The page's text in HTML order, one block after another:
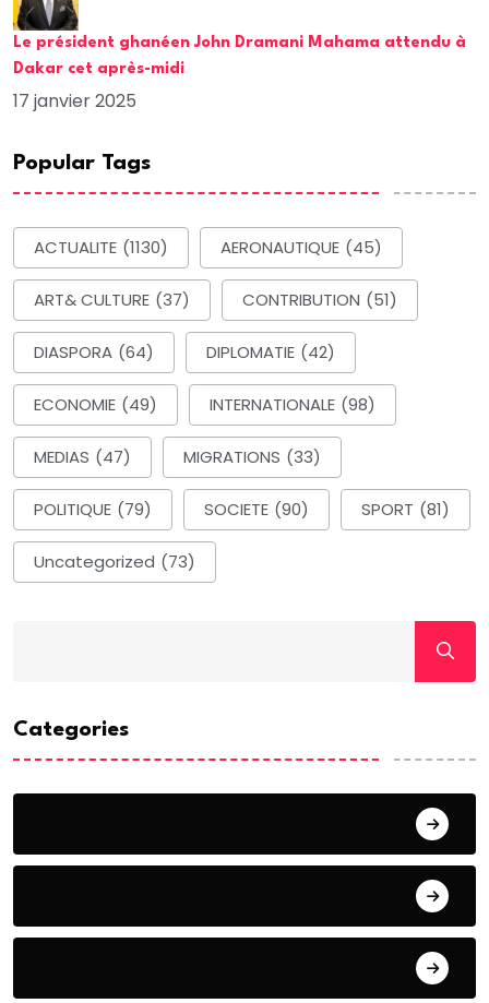
Le président ghanéen John Dramani Mahama attendu à
Dakar cet après-midi
17 janvier 2025
Popular Tags
ACTUALITE (1130) AERONAUTIQUE (45)
ART& CULTURE (37) CONTRIBUTION (51)
DIASPORA (64) DIPLOMATIE (42)
ECONOMIE (49) INTERNATIONALE (98)
MEDIAS (47) MIGRATIONS (33)
POLITIQUE (79) SOCIETE (90) SPORT (81)
Uncategorized (73)
Categories